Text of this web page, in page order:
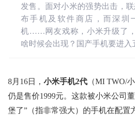
发售。面对小米的强势出击，
布手机及软件商店，而深圳
机……网友戏称，小米升级了
啥时候会出现？国产手机要进入
8月16日， 小米手机2代 （MI TWO/
仍是售价1999元。这款被小米公司
堡了”（指非常强大）的手机在配置